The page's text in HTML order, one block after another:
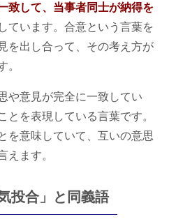
致して、当事者同士が納得を
ています。合意という言葉を
を出し合って、その考え方が
。
や意見が完全に一致してい
とを表現している言葉です。
を意味していて、互いの意思
えます。
投合」と同義語